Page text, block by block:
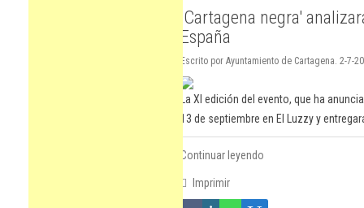
'Cartagena negra'
España
Escrito por Ayuntamiento de Cartagena. 2-7-
La XI edición del evento, que ha
13 de septiembre en El Luzzy y
Continuar leyendo
Imprimir